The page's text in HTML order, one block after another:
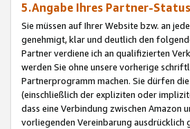
5.Angabe Ihres Partner-Status
Sie müssen auf Ihrer Website bzw. an
genehmigt, klar und deutlich den
Partner verdiene ich an qualifizierten
werden Sie ohne unsere vorherige
Partnerprogramm machen. Sie dürfen
(einschließlich der expliziten oder
dass eine Verbindung zwischen Amazon
vorliegenden Vereinbarung ausdrücklich